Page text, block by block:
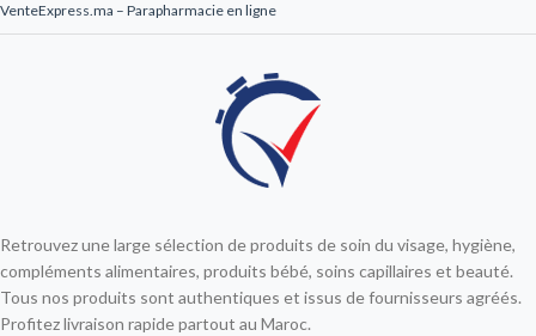
VenteExpress.ma – Parapharmacie en ligne
Retrouvez une large sélection de produits de soin du visage, hygiène,
compléments alimentaires, produits bébé, soins capillaires et beauté.
Tous nos produits sont authentiques et issus de fournisseurs agréés.
Profitez livraison rapide partout au Maroc.